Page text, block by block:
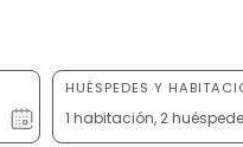
HUÉSPEDES Y
1 habitación, 2